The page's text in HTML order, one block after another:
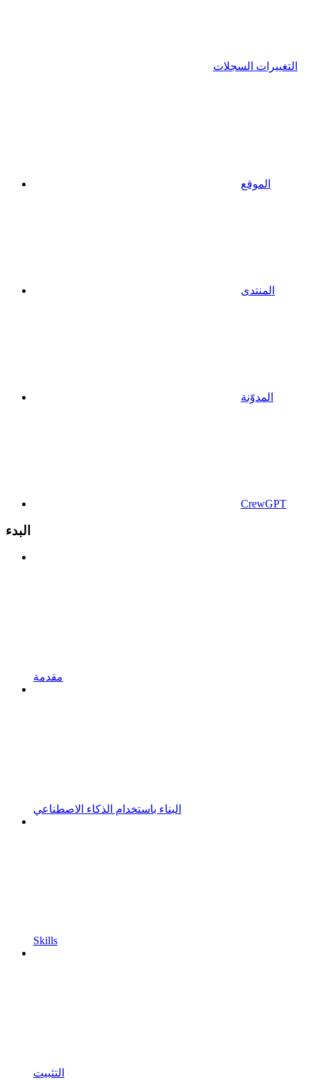
التغييرات السجلات
الموقع
المنتدى
المدوّنة
CrewGPT
البدء
مقدمة
البناء باستخدام الذكاء الاصطناعي
Skills
التثبيت